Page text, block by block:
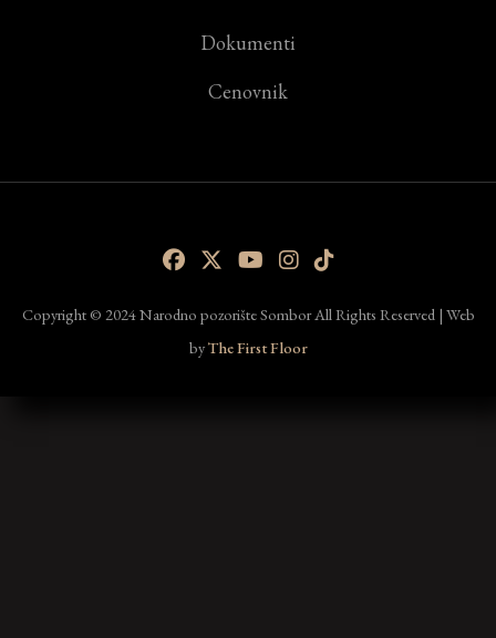
Dokumenti
Cenovnik
Copyright © 2024 Narodno pozorište Sombor All Rights Reserved | Web
byThe First Floor